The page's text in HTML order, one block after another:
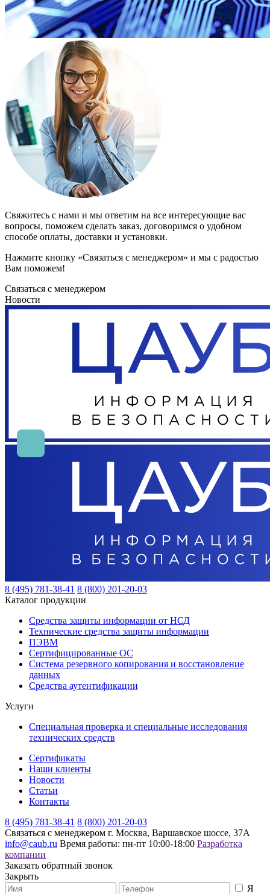
Свяжитесь с нами и мы ответим на все интересующие вас
вопросы, поможем сделать заказ, договоримся о удобном
способе оплаты, доставки и установки.
Нажмите кнопку «Связаться с менеджером» и мы с радостью
Вам поможем!
Связаться с менеджером
Новости
8 (495) 781-38-41 8 (800) 201-20-03
Каталог продукции
Средства защиты информации от НСД
Технические средства защиты информации
ПЭВМ
Сертифицированные ОС
Система резервного копирования и восстановление
данных
Средства аутентификации
Услуги
Специальная проверка и специальные исследования
технических средств
Сертификаты
Наши клиенты
Новости
Статьи
Контакты
8 (495) 781-38-41 8 (800) 201-20-03
Связаться с менеджером г. Москва, Варшавское шоссе, 37А
info@caub.ru Время работы: пн-пт 10:00-18:00 Разработка
компании
Заказать обратный звонок
Закрыть
Я